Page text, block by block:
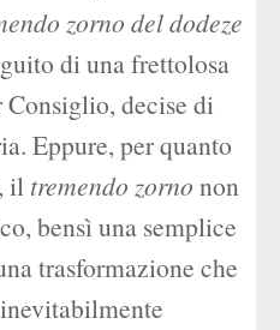
zorno del dodeze
di una frettolosa
decise di
Eppure, per quanto
il tremendo zorno non
bensì una semplice
trasformazione che